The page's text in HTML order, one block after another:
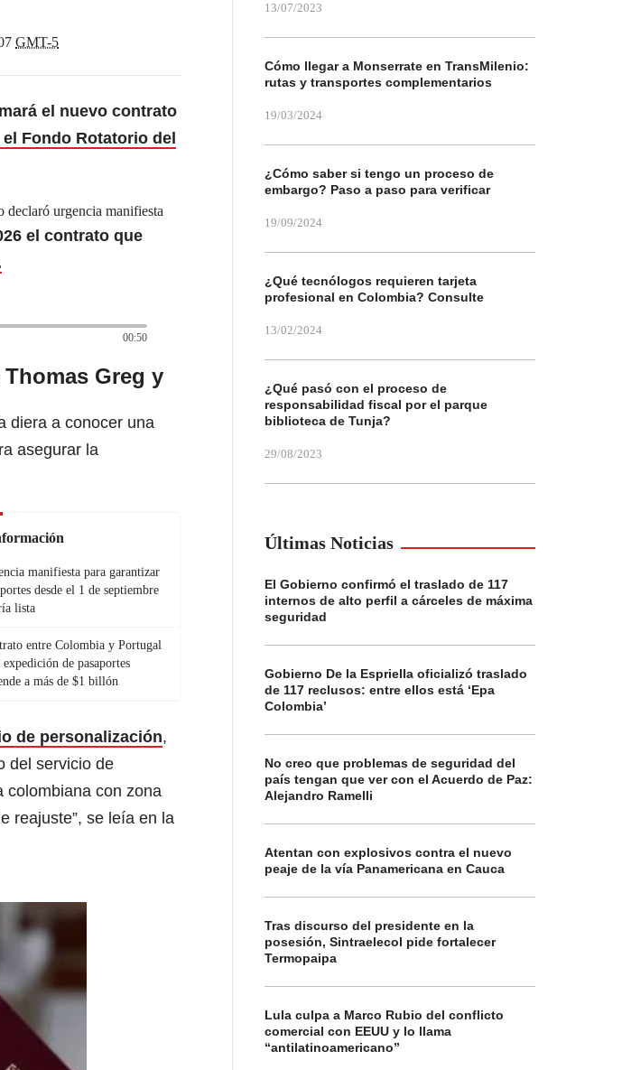
GMT-5
el nuevo contrato
Fondo Rotatorio del
declaró urgencia manifiesta
el contrato que
00:50
Greg y
diera a conocer una
asegurar la
manifiesta para garantizar
desde el 1 de septiembre
lista
entre Colombia y Portugal
expedición de pasaportes
a más de $1 billón
de personalización,
del servicio de
colombiana con zona
reajuste”, se leía en la
13/07/2023
Cómo llegar a Monserrate en TransMilenio:
rutas y transportes complementarios
19/03/2024
¿Cómo saber si tengo un proceso de
embargo? Paso a paso para verificar
19/09/2024
¿Qué tecnólogos requieren tarjeta
profesional en Colombia? Consulte
13/02/2024
¿Qué pasó con el proceso de
responsabilidad fiscal por el parque
biblioteca de Tunja?
29/08/2023
Últimas Noticias
El Gobierno confirmó el traslado de 117
internos de alto perfil a cárceles de máxima
seguridad
Gobierno De la Espriella oficializó traslado
de 117 reclusos: entre ellos está ‘Epa
Colombia’
No creo que problemas de seguridad del
país tengan que ver con el Acuerdo de Paz:
Alejandro Ramelli
Atentan con explosivos contra el nuevo
peaje de la vía Panamericana en Cauca
Tras discurso del presidente en la
posesión, Sintraelecol pide fortalecer
Termopaipa
Lula culpa a Marco Rubio del conflicto
comercial con EEUU y lo llama
“antilatinoamericano”